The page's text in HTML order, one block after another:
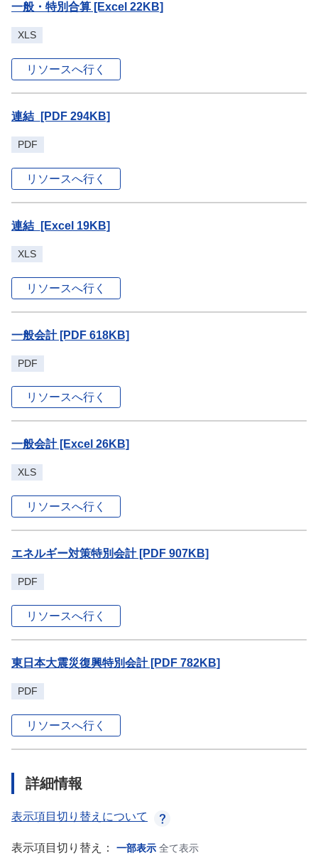
一般・特別合算 [Excel 22KB]
XLS
リソースへ行く
連結_[PDF 294KB]
PDF
リソースへ行く
連結_[Excel 19KB]
XLS
リソースへ行く
一般会計 [PDF 618KB]
PDF
リソースへ行く
一般会計 [Excel 26KB]
XLS
リソースへ行く
エネルギー対策特別会計 [PDF 907KB]
PDF
リソースへ行く
東日本大震災復興特別会計 [PDF 782KB]
PDF
リソースへ行く
詳細情報
表示項目切り替えについて
表示項目切り替え： 一部表示 全て表示